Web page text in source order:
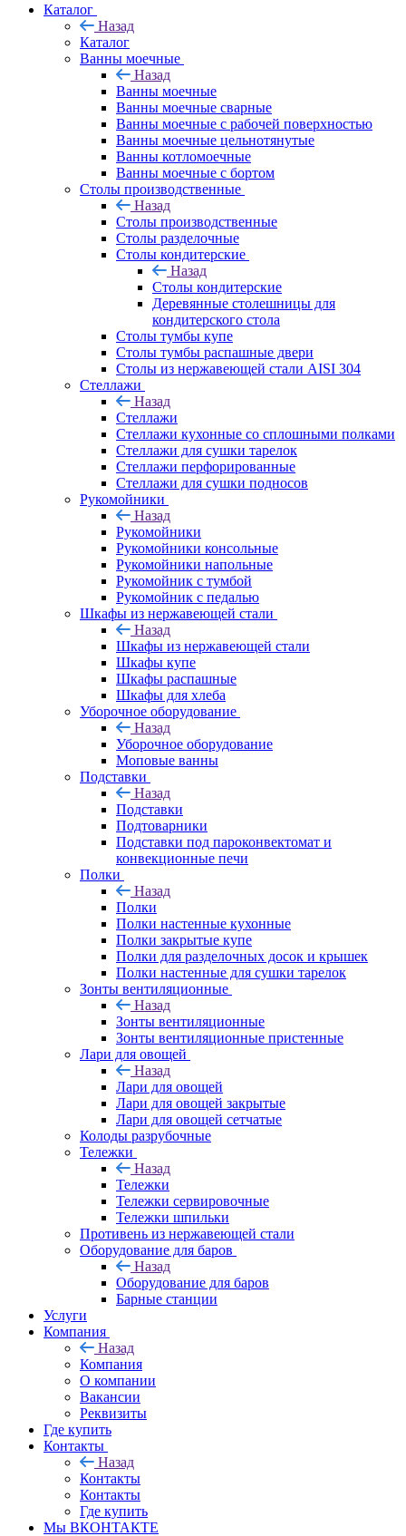
Каталог
Назад
Каталог
Ванны моечные
Назад
Ванны моечные
Ванны моечные сварные
Ванны моечные с рабочей поверхностью
Ванны моечные цельнотянутые
Ванны котломоечные
Ванны моечные с бортом
Столы производственные
Назад
Столы производственные
Столы разделочные
Столы кондитерские
Назад
Столы кондитерские
Деревянные столешницы для
кондитерского стола
Столы тумбы купе
Столы тумбы распашные двери
Столы из нержавеющей стали AISI 304
Стеллажи
Назад
Стеллажи
Стеллажи кухонные со сплошными полками
Стеллажи для сушки тарелок
Стеллажи перфорированные
Стеллажи для сушки подносов
Рукомойники
Назад
Рукомойники
Рукомойники консольные
Рукомойники напольные
Рукомойник с тумбой
Рукомойник с педалью
Шкафы из нержавеющей стали
Назад
Шкафы из нержавеющей стали
Шкафы купе
Шкафы распашные
Шкафы для хлеба
Уборочное оборудование
Назад
Уборочное оборудование
Моповые ванны
Подставки
Назад
Подставки
Подтоварники
Подставки под пароконвектомат и
конвекционные печи
Полки
Назад
Полки
Полки настенные кухонные
Полки закрытые купе
Полки для разделочных досок и крышек
Полки настенные для сушки тарелок
Зонты вентиляционные
Назад
Зонты вентиляционные
Зонты вентиляционные пристенные
Лари для овощей
Назад
Лари для овощей
Лари для овощей закрытые
Лари для овощей сетчатые
Колоды разрубочные
Тележки
Назад
Тележки
Тележки сервировочные
Тележки шпильки
Противень из нержавеющей стали
Оборудование для баров
Назад
Оборудование для баров
Барные станции
Услуги
Компания
Назад
Компания
О компании
Вакансии
Реквизиты
Где купить
Контакты
Назад
Контакты
Контакты
Где купить
Мы ВКОНТАКТЕ